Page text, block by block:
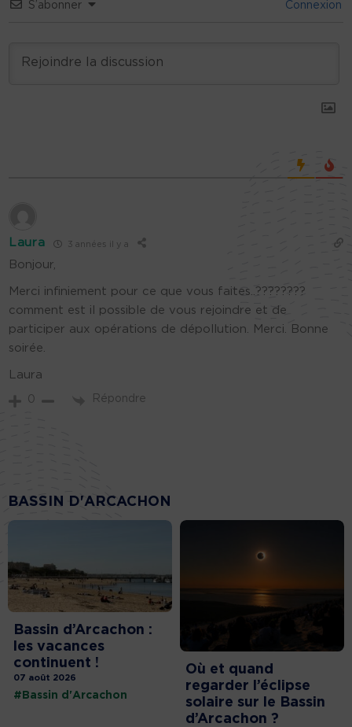
S’abonner Connexion
Laura 3 années il y a
Bonjour,
Merci infiniement pour ce que vous faites..????????
comment est il possible de vous rejoindre et de
participer aux opérations de dépollution. Merci. Bonne
soirée.
Laura
0 Répondre
BASSIN D'ARCACHON
Bassin d’Arcachon :
les vacances
continuent !
07 août 2026
#Bassin d'Arcachon
Où et quand
regarder l’éclipse
solaire sur le Bassin
d’Arcachon ?